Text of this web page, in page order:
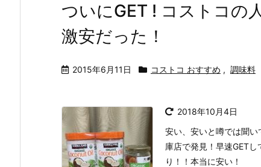
ついにGET ! コストコの
激安だった！
2015年6月11日 コストコ おすすめ , 調味料
2018年10月4日
安い、安いと噂では聞
庫店で発見！早速GET
り！！本当に安い！